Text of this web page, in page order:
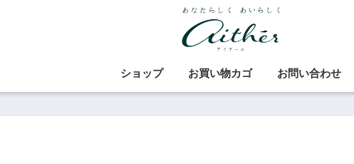
ショップ お買い物カゴ お問い合わせ